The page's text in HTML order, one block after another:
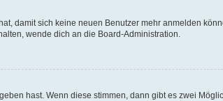
damit sich keine neuen Benutzer mehr anmelden
wende dich an die Board-Administration.
hast. Wenn diese stimmen, dann gibt es zwei